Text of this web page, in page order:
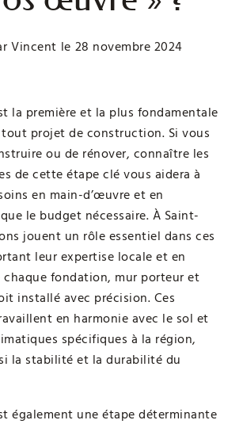
Vincent le 28 novembre 2024
la première et la plus fondamentale
tout projet de construction. Si vous
ou de rénover, connaître les
de cette étape clé vous aidera à
en main-d’œuvre et en
le budget nécessaire. À Saint-
jouent un rôle essentiel dans ces
leur expertise locale et en
fondation, mur porteur et
installé avec précision. Ces
en harmonie avec le sol et
spécifiques à la région,
la stabilité et la durabilité du
également une étape déterminante